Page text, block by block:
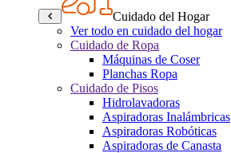
Cuidado del Hogar
Ver todo en cuidado del hogar
Cuidado de Ropa
Máquinas de Coser
Planchas Ropa
Cuidado de Pisos
Hidrolavadoras
Aspiradoras Inalámbricas
Aspiradoras Robóticas
Aspiradoras de Canasta